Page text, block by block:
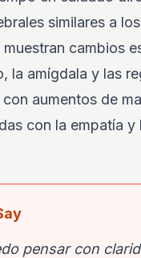
similares a
cambios
la amígdala y las
aumentos de
con la empatía
pensar con